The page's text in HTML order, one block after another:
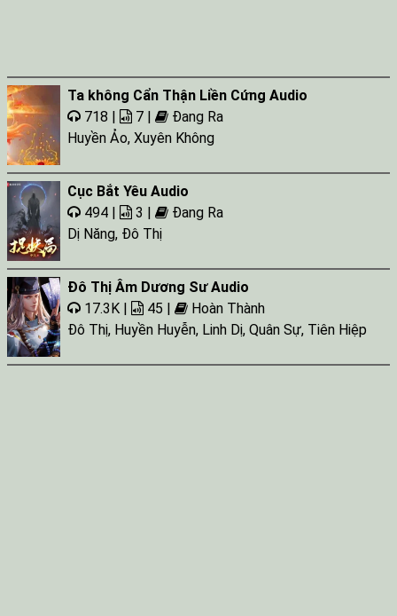
Ta không Cẩn Thận Liền Cứng Audio
718 |
7 |
Đang Ra
Huyền Ảo, Xuyên Không
Cục Bắt Yêu Audio
494 |
3 |
Đang Ra
Dị Năng, Đô Thị
Đô Thị Âm Dương Sư Audio
17.3K |
45 |
Hoàn Thành
Đô Thị, Huyền Huyễn, Linh Dị, Quân Sự, Tiên Hiệp